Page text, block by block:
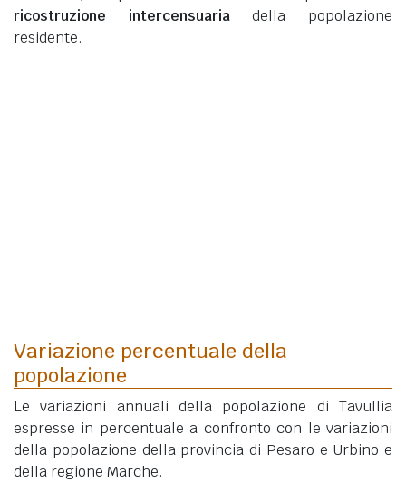
ricostruzione intercensuariadella popolazione
residente.
Variazione percentuale della
popolazione
Le variazioni annuali della popolazione di Tavullia
espresse in percentuale a confronto con le variazioni
della popolazione della provincia di Pesaro e Urbino e
della regione Marche.